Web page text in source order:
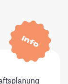
Info